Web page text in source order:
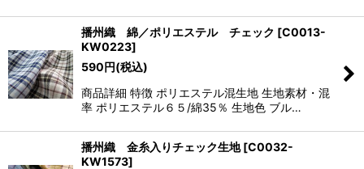
播州織 綿／ポリエステル チェック [C0013-
KW0223]
590円(税込)
商品詳細 特徴 ポリエステル混生地 生地素材・混
率 ポリエステル６５/綿35％ 生地色 ブル…
播州織 金糸入りチェック生地 [C0032-
KW1573]